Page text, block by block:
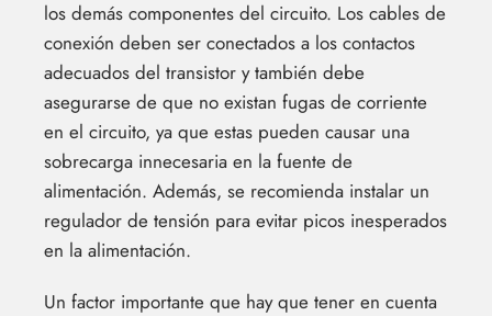
los demás componentes del circuito. Los cables de
conexión deben ser conectados a los contactos
adecuados del transistor y también debe
asegurarse de que no existan fugas de corriente
en el circuito, ya que estas pueden causar una
sobrecarga innecesaria en la fuente de
alimentación. Además, se recomienda instalar un
regulador de tensión para evitar picos inesperados
en la alimentación.
Un factor importante que hay que tener en cuenta